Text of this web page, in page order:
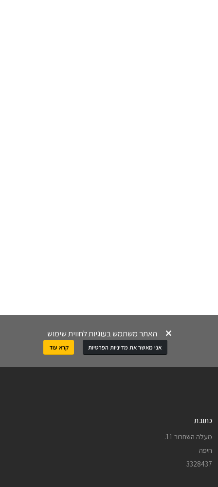
האתר משתמש בעוגיות לחווית שימוש
אני מאשר את מדיניות הפרטיות קרא עוד
כתובת
מעלה השחרור 11.
חיפה
3328437